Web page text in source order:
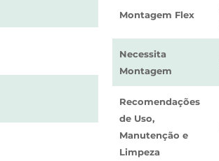
Montagem Flex
Necessita
Montagem
Recomendações
de Uso,
Manutenção e
Limpeza